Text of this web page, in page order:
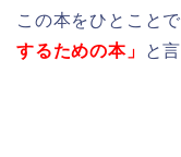
この本をひとこと
するための本」
と